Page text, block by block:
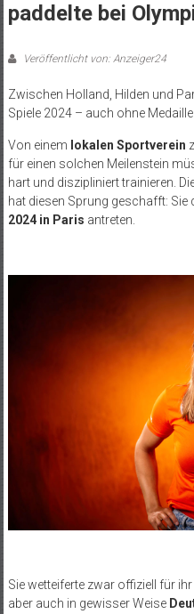
paddelte bei
Veröffentlicht von: Anzeiger24
Zwischen Holland, Hilden und
Spiele 2024 – auch ohne Medaille
Von einem lokalen Sportverein
für einen solchen Meilenstein
hart und diszipliniert trainieren.
hat diesen Sprung geschafft: Sie
2024 in Paris antreten.
Sie wetteiferte zwar offiziell für ihr
aber auch in gewisser Weise